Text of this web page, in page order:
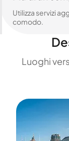
Utilizza servizi
comodo.
Luoghi